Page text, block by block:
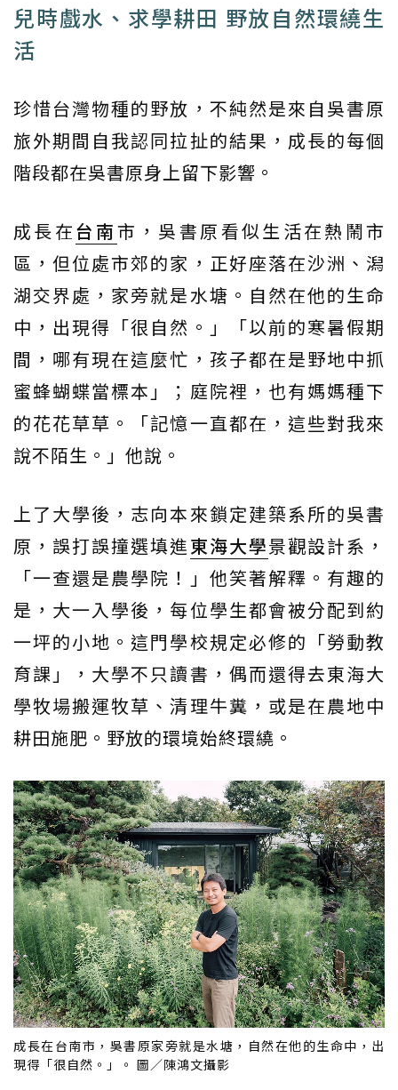
兒時戲水、求學耕田 野放自然環繞生
活
珍惜台灣物種的野放，不純然是來自吳書原
旅外期間自我認同拉扯的結果，成長的每個
階段都在吳書原身上留下影響。
成長在台南市，吳書原看似生活在熱鬧市
區，但位處市郊的家，正好座落在沙洲、潟
湖交界處，家旁就是水塘。自然在他的生命
中，出現得「很自然。」「以前的寒暑假期
間，哪有現在這麼忙，孩子都在是野地中抓
蜜蜂蝴蝶當標本」；庭院裡，也有媽媽種下
的花花草草。「記憶一直都在，這些對我來
說不陌生。」他說。
上了大學後，志向本來鎖定建築系所的吳書
原，誤打誤撞選填進東海大學景觀設計系，
「一查還是農學院！」他笑著解釋。有趣的
是，大一入學後，每位學生都會被分配到約
一坪的小地。這門學校規定必修的「勞動教
育課」，大學不只讀書，偶而還得去東海大
學牧場搬運牧草、清理牛糞，或是在農地中
耕田施肥。野放的環境始終環繞。
成長在台南市，吳書原家旁就是水塘，自然在他的生命中，出
現得「很自然。」。 圖／陳鴻文攝影